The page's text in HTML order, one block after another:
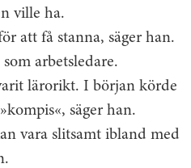
ville ha.
att få stanna, säger han.
arbetsledare.
lärorikt. I början körde
säger han.
vara slitsamt ­ibland med